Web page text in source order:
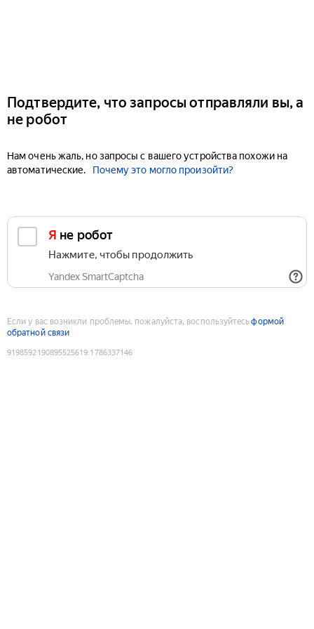
Подтвердите, что запросы отправляли вы, а
не робот
Нам очень жаль, но запросы с вашего устройства похожи на
автоматические.
Почему это могло произойти?
Я не робот
Нажмите, чтобы продолжить
Yandex SmartCaptcha
Если у вас возникли проблемы, пожалуйста, воспользуйтесьформой
обратной связи
9198592190895525619:1786337146